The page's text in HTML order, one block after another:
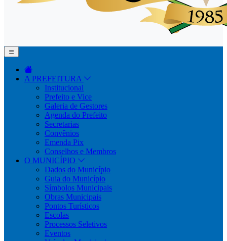
A PREFEITURA
Institucional
Prefeito e Vice
Galeria de Gestores
Agenda do Prefeito
Secretarias
Convênios
Emenda Pix
Conselhos e Membros
O MUNICÍPIO
Dados do Município
Guia do Município
Símbolos Municipais
Obras Municipais
Pontos Turísticos
Escolas
Processos Seletivos
Eventos